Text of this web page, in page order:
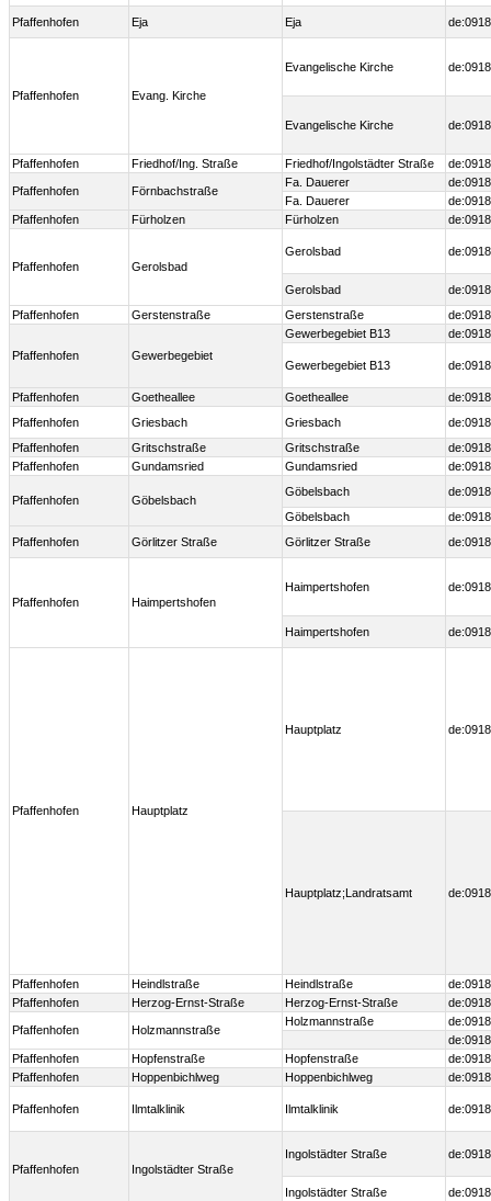
Pfaffenhofen Eja Eja
Pfaffenhofen Evang. Kirche
Evangelische Kirche
Evangelische Kirche
Pfaffenhofen Friedhof/Ing. Straße Friedhof/Ingolstädter Straße
Pfaffenhofen Förnbachstraße
Fa. Dauerer
Fa. Dauerer
Pfaffenhofen
Fürholzen Fürholzen
Pfaffenhofen Gerolsbad
Gerolsbad
Gerolsbad
Pfaffenhofen
Gerstenstraße Gerstenstraße
Pfaffenhofen Gewerbegebiet
Gewerbegebiet B13
Gewerbegebiet B13
Pfaffenhofen Goetheallee Goetheallee
Pfaffenhofen
Griesbach Griesbach
Pfaffenhofen
Gritschstraße Gritschstraße
Pfaffenhofen
Gundamsried Gundamsried
Pfaffenhofen Göbelsbach
Göbelsbach
Göbelsbach
Pfaffenhofen
Görlitzer Straße Görlitzer Straße
Pfaffenhofen Haimpertshofen
Haimpertshofen
Haimpertshofen
Pfaffenhofen Hauptplatz
Hauptplatz
Hauptplatz;Landratsamt
Pfaffenhofen Heindlstraße Heindlstraße
Pfaffenhofen
Herzog-Ernst-Straße Herzog-Ernst-Straße
Pfaffenhofen Holzmannstraße
Holzmannstraße
Pfaffenhofen
Hopfenstraße Hopfenstraße
Pfaffenhofen
Hoppenbichlweg Hoppenbichlweg
Pfaffenhofen Ilmtalklinik Ilmtalklinik
Pfaffenhofen Ingolstädter Straße
Ingolstädter Straße
Ingolstädter Straße